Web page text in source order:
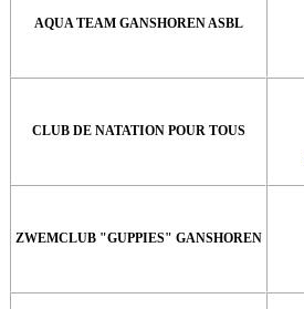
AQUA TEAM GANSHOREN ASBL
CLUB DE NATATION POUR TOUS
ZWEMCLUB "GUPPIES" GANSHOREN